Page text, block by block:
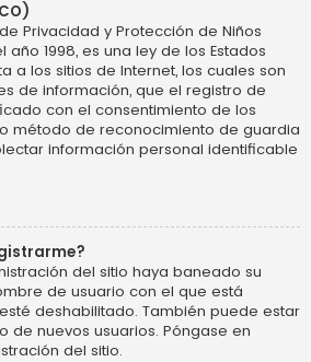
de Privacidad y Protección de Niños
1998, es una ley de los Estados
a los sitios de Internet, los cuales son
de información, que el registro de
con el consentimiento de los
método de reconocimiento de guardia
información personal identificable
del sitio haya baneado su
de usuario con el que está
deshabilitado. También puede estar
de nuevos usuarios. Póngase en
del sitio.